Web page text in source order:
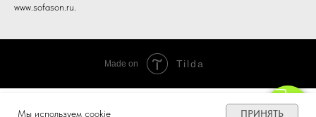
www.sofason.ru.
Мы используем cookie ПРИНЯТЬ
Made on Tilda